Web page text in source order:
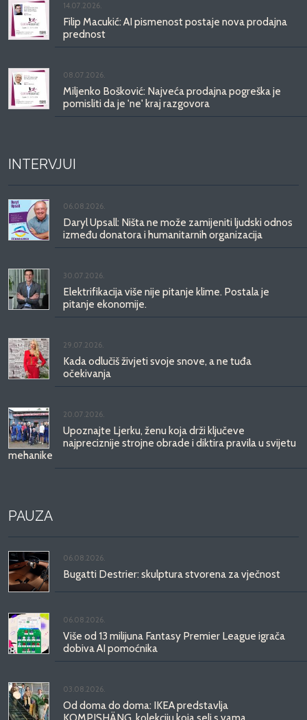
14.07.2026.
Filip Macukić: AI pismenost postaje nova prodajna
prednost
08.07.2026.
Miljenko Bošković: Najveća prodajna pogreška je
pomisliti da je 'ne' kraj razgovora
INTERVJUI
06.08.2026.
Daryl Upsall: Ništa ne može zamijeniti ljudski odnos
između donatora i humanitarnih organizacija
30.07.2026.
Elektrifikacija više nije pitanje klime. Postala je
pitanje ekonomije.
29.07.2026.
Kada odlučiš živjeti svoje snove, a ne tuđa
očekivanja
20.07.2026.
Upoznajte Ljerku, ženu koja drži ključeve
najpreciznije strojne obrade i diktira pravila u svijetu
mehanike
PAUZA
06.08.2026.
Bugatti Destrier: skulptura stvorena za vječnost
06.08.2026.
Više od 13 milijuna Fantasy Premier League igrača
dobiva AI pomoćnika
03.08.2026.
Od doma do doma: IKEA predstavlja